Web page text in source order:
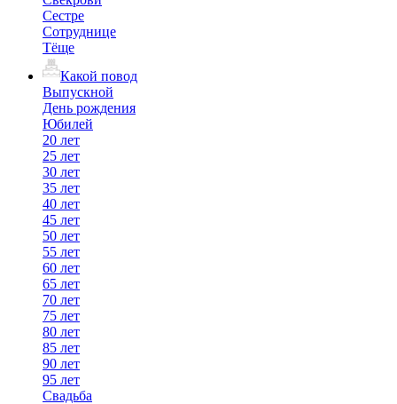
Сестре
Сотруднице
Тёще
Какой повод
Выпускной
День рождения
Юбилей
20 лет
25 лет
30 лет
35 лет
40 лет
45 лет
50 лет
55 лет
60 лет
65 лет
70 лет
75 лет
80 лет
85 лет
90 лет
95 лет
Свадьба